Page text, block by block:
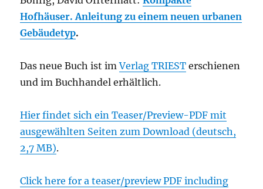
Hofhäuser. Anleitung zu einem neuen urbanen
Gebäudetyp.
Das neue Buch ist imVerlag TRIEST erschienen
und im Buchhandel erhältlich.
Hier findet sich ein Teaser/Preview-PDF mit
ausgewählten Seiten zum Download (deutsch,
2,7 MB).
Click here for a teaser/preview PDF including